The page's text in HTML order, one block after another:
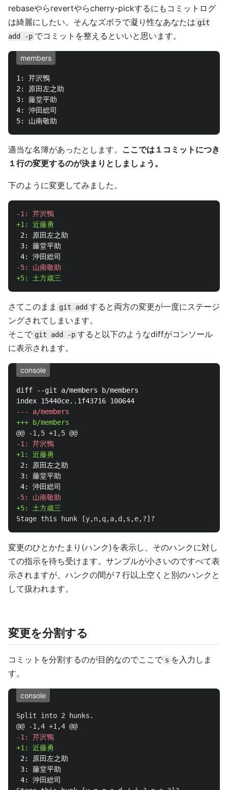
rebaseやらrevertやらcherry-pickするにもコミットログ
は綺麗にしたい。そんなズボラで凝り性なあなたは git
add -p でコミットを整えるといいと思います。
members
1: 芹沢鴨
2: 原田左之助
3: 藤堂平助
4: 沖田総司
適当な名簿があったとします。 ここでは１コミットにつき
１行の変更するのが決まりとしましょう。
下のように変更してみました。
2: 原田左之助
3: 藤堂平助
さてこのまま git add すると両方の変更が一度にステージ
ングされてしまいます。
そこで git add -p すると以下のようなdiffがコンソール
に表示されます。
console
diff --git a/members b/members
@@ -1,5 +1,5 @@
2: 原田左之助
3: 藤堂平助
変更のひとかたまり(ハンク)を表示し、そのハンクに対し
ての指示を待ち受けます。サンプルが小さいのですべて表
示されますが、ハンクの間が７行以上空くと別のハンクと
して扱われます。
変更を分割する
コミットを分割するのが目的なのでここで s を入力しま
す。
console
Split into 2 hunks.
@@ -1,4 +1,4 @@
2: 原田左之助
3: 藤堂平助